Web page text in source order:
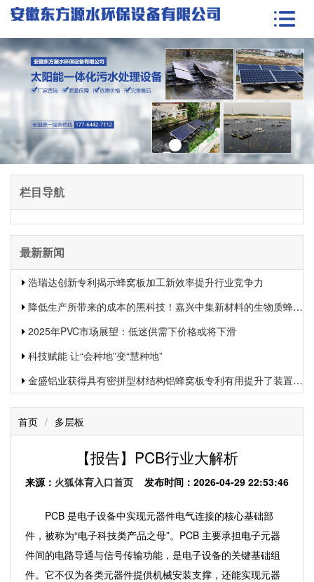
栏目导航
最新新闻
浩瑞达创新专利揭示蜂窝板加工新效率提升行业竞争力
降低生产所带来的成本的黑科技！嘉兴中集新材料的生物质蜂窝板专利申报引发热议
2025年PVC市场展望：低迷供需下价格或将下滑
科技赋能 让“会种地”变“慧种地”
金盛铝业获得具有密拼型材结构铝蜂窝板专利有用提升了装置功率和装置质量
首页 / 多层板
【报告】PCB行业大解析
来源： 火狐体育入口首页 发布时间：2026-04-29 22:53:46
PCB 是电子设备中实现元器件电气连接的核心基础部
件，被称为“电子科技类产品之母”。PCB 主要承担电子元器
件间的电路导通与信号传输功能，是电子设备的关键基础组
件。它不仅为各类元器件提供机械安装支撑，还能实现元器